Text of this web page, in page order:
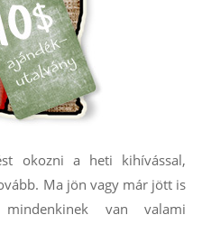
okozni a heti kihívással,
Ma jön vagy már jött is
van valami